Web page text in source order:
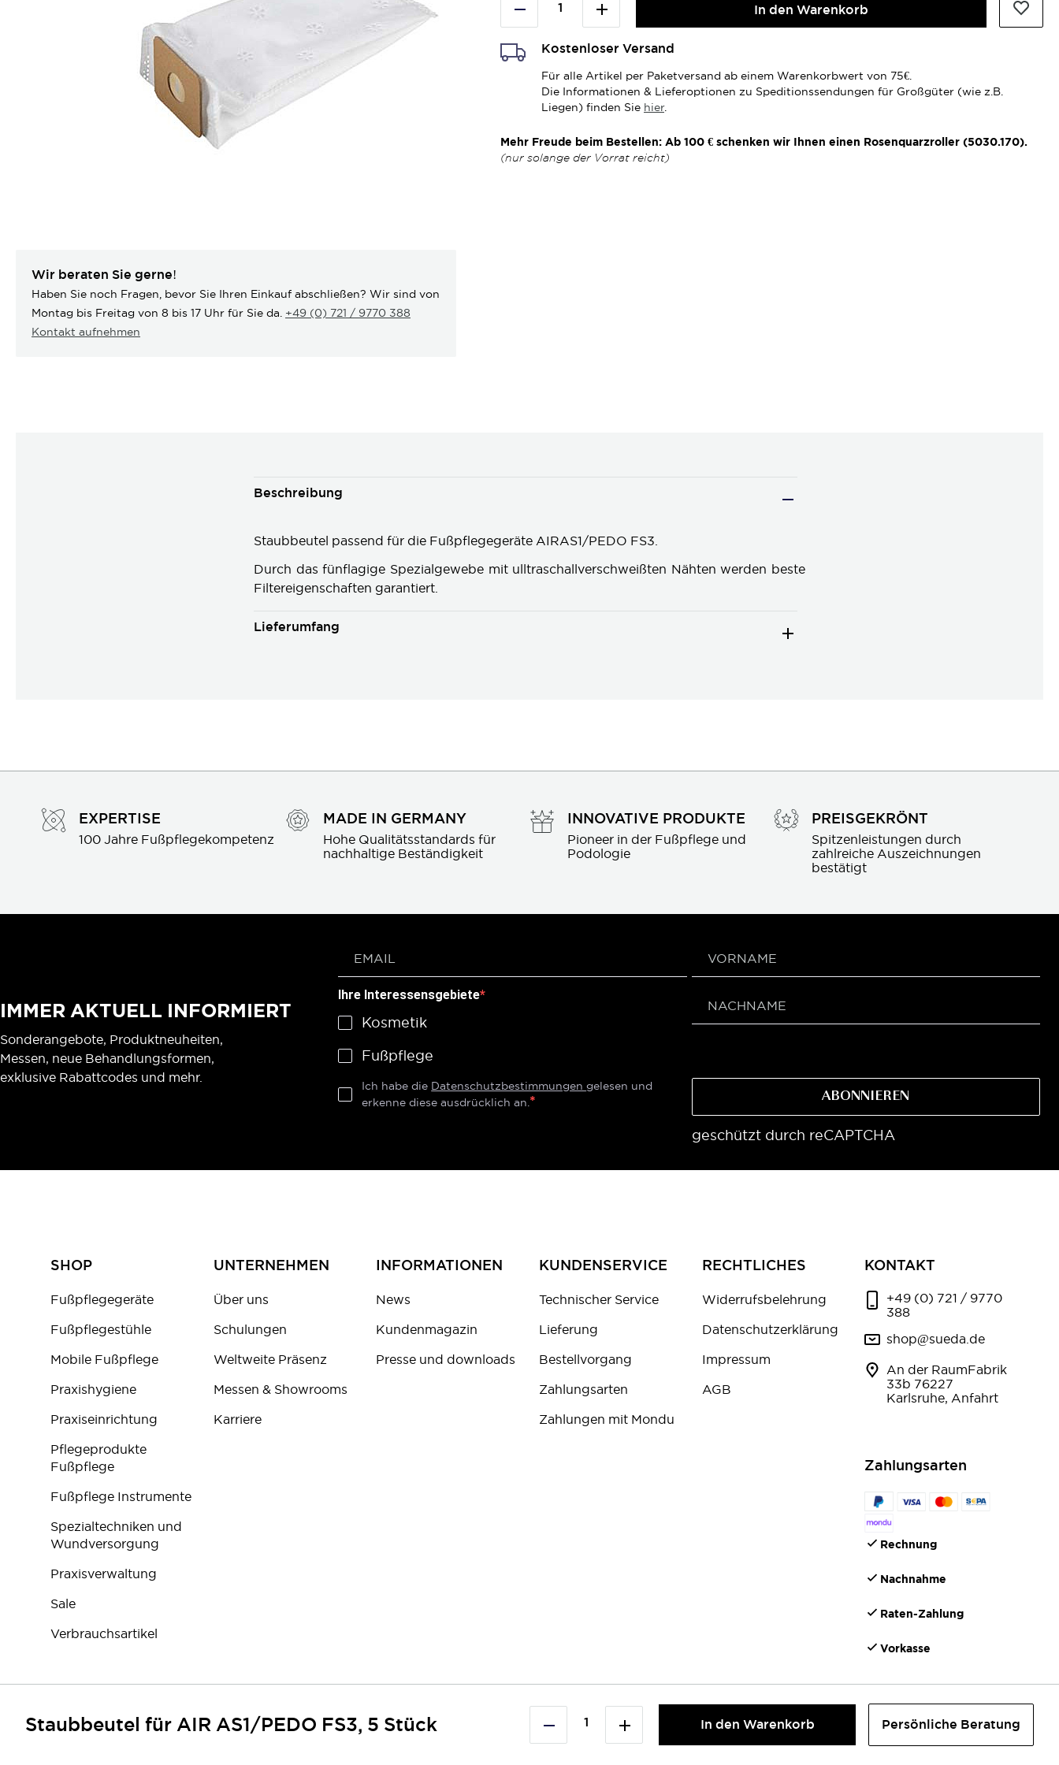
Wir beraten Sie gerne!
Haben Sie noch Fragen, bevor Sie Ihren Einkauf abschließen? Wir sind von
Montag bis Freitag von 8 bis 17 Uhr für Sie da. +49 (0) 721 / 9770 388
Kontakt aufnehmen
In den Warenkorb
Staubbeutel für AIR AS1/PEDO FS3, 5 Stück In den Warenkorb Persönliche Beratung
Kostenloser Versand
Für alle Artikel per Paketversand ab einem Warenkorbwert von 75€.
Die Informationen & Lieferoptionen zu Speditionssendungen für Großgüter (wie z.B.
Liegen) finden Sie hier.
Mehr Freude beim Bestellen: Ab 100 € schenken wir Ihnen einen Rosenquarzroller (5030.170).
(nur solange der Vorrat reicht)
Beschreibung
Staubbeutel passend für die Fußpflegegeräte AIRAS1/PEDO FS3.
Durch das fünflagige Spezialgewebe mit ulltraschallverschweißten Nähten werden beste
Filtereigenschaften garantiert.
Lieferumfang
EXPERTISE
100 Jahre Fußpflegekompetenz
MADE IN GERMANY
Hohe Qualitätsstandards für
nachhaltige Beständigkeit
INNOVATIVE PRODUKTE
Pioneer in der Fußpflege und
Podologie
PREISGEKRÖNT
Spitzenleistungen durch
zahlreiche Auszeichnungen
bestätigt
IMMER AKTUELL INFORMIERT
Sonderangebote, Produktneuheiten,
Messen, neue Behandlungsformen,
exklusive Rabattcodes und mehr.
Ihre Interessensgebiete
Kosmetik
Fußpflege
Ich habe die Datenschutzbestimmungengelesen und
erkenne diese ausdrücklich an.
ABONNIEREN
geschützt durch reCAPTCHA
SHOP
Fußpflegegeräte
Fußpflegestühle
Mobile Fußpflege
Praxishygiene
Praxiseinrichtung
Pflegeprodukte
Fußpflege
Fußpflege Instrumente
Spezialtechniken und
Wundversorgung
Praxisverwaltung
Sale
Verbrauchsartikel
UNTERNEHMEN
Über uns
Schulungen
Weltweite Präsenz
Messen & Showrooms
Karriere
INFORMATIONEN
News
Kundenmagazin
Presse und downloads
KUNDENSERVICE
Technischer Service
Lieferung
Bestellvorgang
Zahlungsarten
Zahlungen mit Mondu
RECHTLICHES
Widerrufsbelehrung
Datenschutzerklärung
Impressum
AGB
KONTAKT
+49 (0) 721 / 9770
388
shop@sueda.de
An der RaumFabrik
33b 76227
Karlsruhe, Anfahrt
Zahlungsarten
Rechnung
Nachnahme
Raten-Zahlung
Vorkasse
©2026 IONTO Health & Beauty